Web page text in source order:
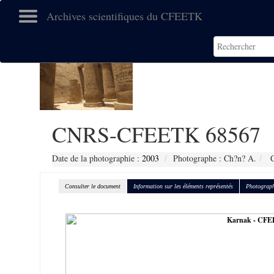
Archives scientifiques du CFEETK
CNRS-CFEETK 68567
Date de la photographie : 2003 Photographe : Ch?n? A.
Consulter le document Information sur les éléments représentés